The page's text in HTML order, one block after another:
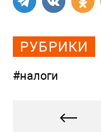
РУБРИКИ
#налоги